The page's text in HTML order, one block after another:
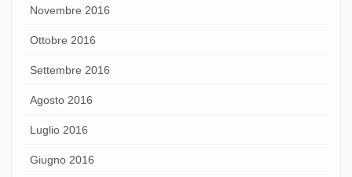
Novembre 2016
Ottobre 2016
Settembre 2016
Agosto 2016
Luglio 2016
Giugno 2016